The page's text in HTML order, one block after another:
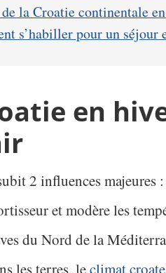
la Croatie continentale
s’habiller pour un séjour
en
2 influences majeures
et modère les
du Nord de la
les terres, leclimat croate